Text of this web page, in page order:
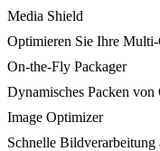
Media Shield
Optimieren Sie Ihre
On-the-Fly Packager
Dynamisches Packen
Image Optimizer
Schnelle Bildverarbeitung